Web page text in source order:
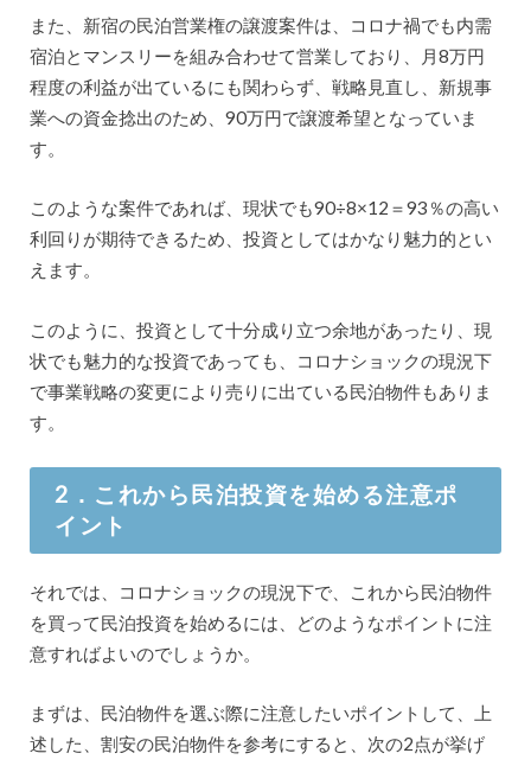
また、新宿の民泊営業権の譲渡案件は、コロナ禍でも内需
宿泊とマンスリーを組み合わせて営業しており、月8万円
程度の利益が出ているにも関わらず、戦略見直し、新規事
業への資金捻出のため、90万円で譲渡希望となっていま
す。
このような案件であれば、現状でも90÷8×12＝93％の高い
利回りが期待できるため、投資としてはかなり魅力的とい
えます。
このように、投資として十分成り立つ余地があったり、現
状でも魅力的な投資であっても、コロナショックの現況下
で事業戦略の変更により売りに出ている民泊物件もありま
す。
2．これから民泊投資を始める注意ポ
イント
それでは、コロナショックの現況下で、これから民泊物件
を買って民泊投資を始めるには、どのようなポイントに注
意すればよいのでしょうか。
まずは、民泊物件を選ぶ際に注意したいポイントして、上
述した、割安の民泊物件を参考にすると、次の2点が挙げ